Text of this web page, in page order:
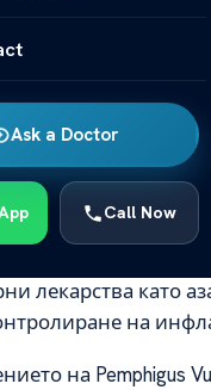
Ask a Doctor
Call Now
пациентите.
при което
образуването на
автоимунната
Тези
е и
лекарства като
на
на Pemphigus